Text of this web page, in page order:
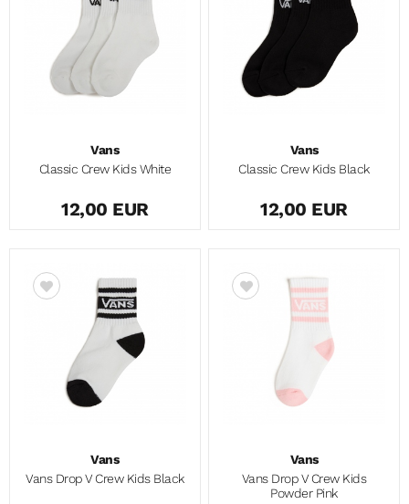
Vans
Classic Crew Kids White
12,00 EUR
Vans
Classic Crew Kids Black
12,00 EUR
Vans
Vans Drop V Crew Kids Black
Vans
Vans Drop V Crew Kids
Powder Pink